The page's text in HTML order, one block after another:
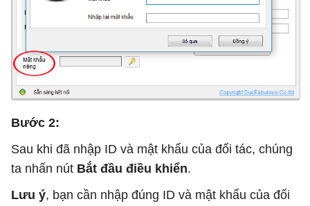
Bước 2:
Sau khi đã nhập ID và mật khẩu của đối tác, chúng
ta nhấn nút Bắt đầu điều khiển.
Lưu ý, bạn cần nhập đúng ID và mật khẩu của đối